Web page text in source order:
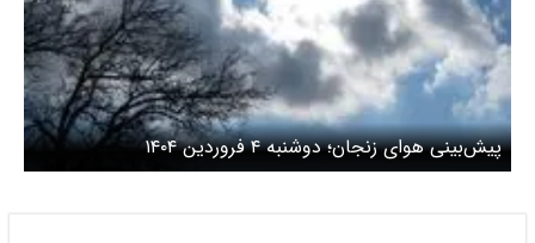
پیش‌بینی هوای زنجان؛ دوشنبه ۴ فروردین ۱۴۰۴